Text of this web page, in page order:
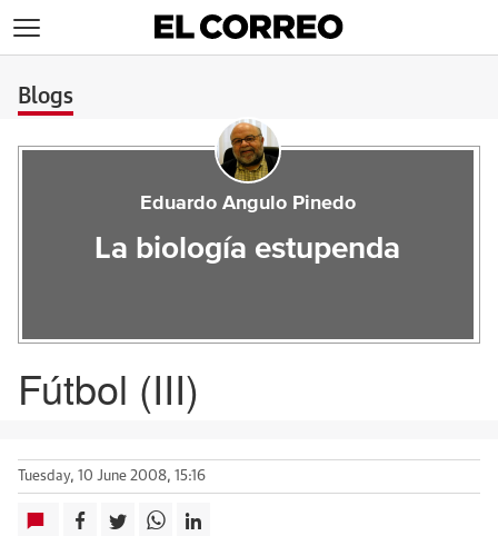
Blogs
Eduardo Angulo Pinedo
La biología estupenda
Fútbol (III)
Tuesday, 10 June 2008, 15:16